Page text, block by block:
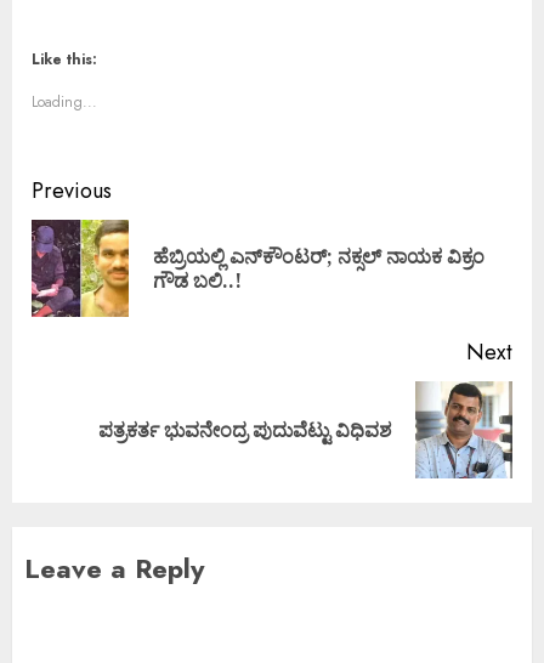
Like this:
Loading...
Previous
ಹೆಬ್ರಿಯಲ್ಲಿ ಎನ್​ಕೌಂಟರ್; ನಕ್ಸಲ್ ನಾಯಕ‌ ವಿಕ್ರಂ
ಗೌಡ ಬಲಿ..!
Next
ಪತ್ರಕರ್ತ ಭುವನೇಂದ್ರ ಪುದುವೆಟ್ಟು ವಿಧಿವಶ
Leave a Reply